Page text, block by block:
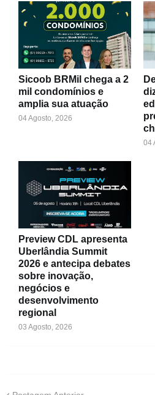
Sicoob BRMil chega a 2
mil condomínios e
amplia sua atuação
04 Agosto, 2026
04
Preview CDL apresenta
Uberlândia Summit
2026 e antecipa debates
sobre inovação,
negócios e
desenvolvimento
regional
03 Agosto, 2026